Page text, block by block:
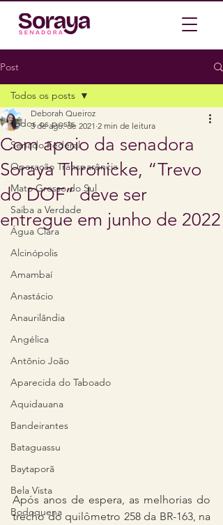
Post
Todos os posts
Senado Federal
Operação Transparência
Mato Grosso do Sul
Saiba a Verdade
Água Clara
Alcinópolis
Amambaí
Anastácio
Anaurilândia
Angélica
Antônio João
Aparecida do Taboado
Aquidauana
Bandeirantes
Bataguassu
Baytaporã
Bela Vista
Bodoquena
Todos os posts
Com apoio da senadora
Soraya Thronicke, “Trevo
do DOF” deve ser
entregue em junho de 2022
Deborah Queiroz
3 de ago. de 2021 2 min de leitura
Após anos de espera, as melhorias do
trecho do quilômetro 258 da BR-163, na